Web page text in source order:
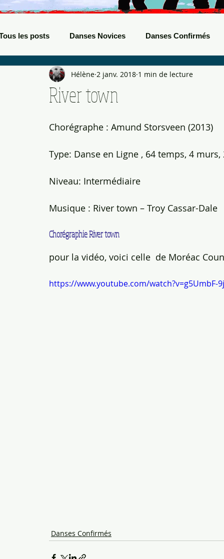
les posts Danses Novices Danses Confirmés
Danses Débutants Evènements Boots Bals de
River town
Hélène 2 janv. 2018 1 min de lecture
Chorégraphe : Amund Storsveen (2013)
Type: Danse en Ligne , 64 temps, 4 murs,
Niveau: Intermédiaire
Musique : River town – Troy Cassar-Dale
Chorégraphie River town
pour la vidéo, voici celle  de Moréac
https://www.youtube.com/watch?v=g5UmbF-
Danses Confirmés